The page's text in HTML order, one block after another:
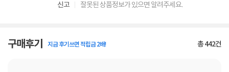
신고 잘못된 상품정보가 있으면 알려주세요.
구매후기 지금 후기쓰면 적립금 2배! 총442건